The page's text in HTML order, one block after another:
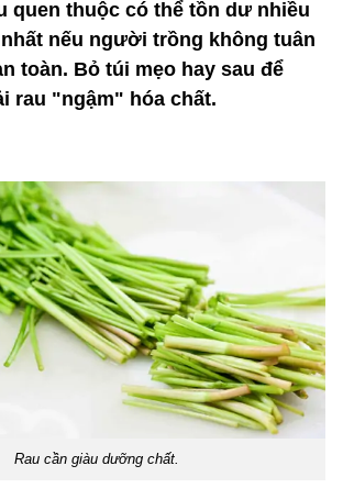
quen thuộc có thể tồn dư nhiều
nếu người trồng không tuân
toàn. Bỏ túi mẹo hay sau để
rau "ngậm" hóa chất.
Rau cần giàu dưỡng chất.